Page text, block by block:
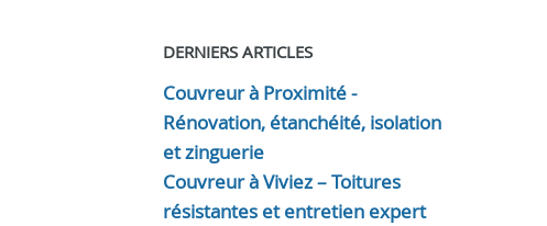
DERNIERS ARTICLES
Couvreur à Proximité -
Rénovation, étanchéité, isolation
et zinguerie
Couvreur à Viviez – Toitures
résistantes et entretien expert